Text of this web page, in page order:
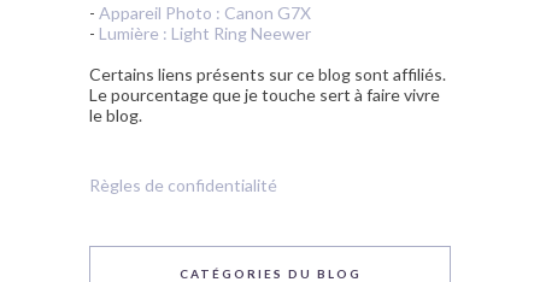
- Appareil Photo : Canon G7X
- Lumière : Light Ring Neewer
Certains liens présents sur ce blog sont affiliés.
Le pourcentage que je touche sert à faire vivre
le blog.
Règles de confidentialité
CATÉGORIES DU BLOG